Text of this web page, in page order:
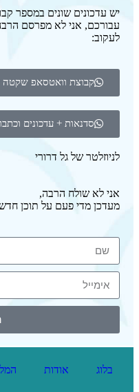
יש עדכונים שונים במספר
עבורכם, אני לא מפרסם
לעקוב:
קבוצת וואטסאפ שקטה
סדנאות + עדכונים
לניוזלטר של גל דרורי
אני לא שולח הרבה,
מעדכן מדי פעם על תוכן חדש
בלוג אודות